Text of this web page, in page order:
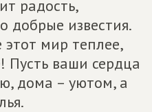
радость,
добрые известия.
этот мир теплее,
Пусть ваши сердца
дома – уютом, а